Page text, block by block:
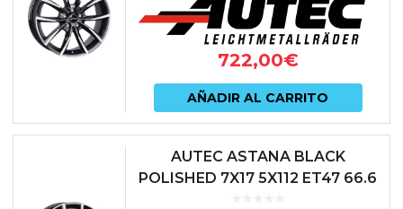
722,00€
AÑADIR AL CARRITO
AUTEC ASTANA BLACK
POLISHED 7X17 5X112 ET47 66.6